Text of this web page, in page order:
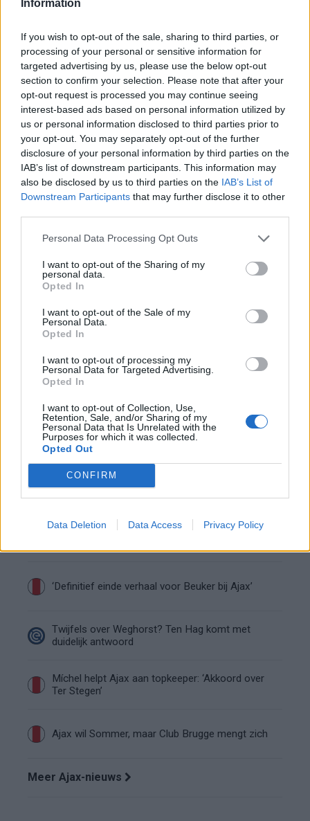
Information
If you wish to opt-out of the sale, sharing to third parties, or
processing of your personal or sensitive information for
targeted advertising by us, please use the below opt-out
section to confirm your selection. Please note that after your
opt-out request is processed you may continue seeing
interest-based ads based on personal information utilized by
us or personal information disclosed to third parties prior to
your opt-out. You may separately opt-out of the further
disclosure of your personal information by third parties on the
IAB’s list of downstream participants. This information may
also be disclosed by us to third parties on the IAB’s List of
Downstream Participants that may further disclose it to other
Personal Data Processing Opt Outs
I want to opt-out of the Sharing of my
personal data.
Opted In
I want to opt-out of the Sale of my
Personal Data.
Opted In
I want to opt-out of processing my
Personal Data for Targeted Advertising.
Opted In
I want to opt-out of Collection, Use,
Retention, Sale, and/or Sharing of my
Personal Data that Is Unrelated with the
Purposes for which it was collected.
Opted Out
CONFIRM
Data Deletion Data Access Privacy Policy
spelers snappen dat echt wel’
De eerste Míchel-dagen bij Ajax: Blind coacht,
Gloukh krijgt standje en Ceballos wordt gebeld
Steur kiest voor Newcastle na gemiste
duidelijkheid bij Ajax
Blind kan bij Ajax de speler naast Míchel worden
“Twente was toen niet haalbaar”: Weghorst blikt
terug op Ajax-keuze
De transferprioriteiten van Ajax worden steeds
Ajax begint voorbereiding met nederlaag: zo ziet
Zo overtuigde PSV Sven Mijnans en bleef Ajax
Waarom steeds meer sleutelfiguren Ajax
Steijn: ‘Bergwijn was niet mijn eerste keus als
Ajax-aanvoerder’
Van Gaal-vertrek markeert einde van bestuurlijke
Wie is Federico Viñas, de Uruguayaanse WK-
‘Definitief einde verhaal voor Beuker bij Ajax’
Twijfels over Weghorst? Ten Hag komt met
duidelijk antwoord
Míchel helpt Ajax aan topkeeper: ‘Akkoord over
Ter Stegen’
Ajax wil Sommer, maar Club Brugge mengt zich
Meer Ajax-nieuws